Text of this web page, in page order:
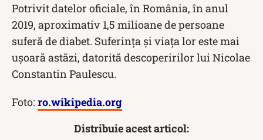
Potrivit datelor oficiale, în România, în anul
2019, aproximativ 1,5 milioane de persoane
suferă de diabet. Suferința și viața lor este mai
ușoară astăzi, datorită descoperirilor lui Nicolae
Constantin Paulescu.
Foto: ro.wikipedia.org
Distribuie acest articol: